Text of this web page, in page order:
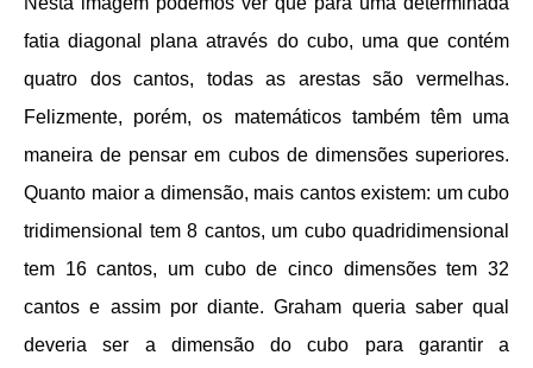
fatia diagonal plana através do cubo, uma que contém
quatro dos cantos, todas as arestas são vermelhas.
Felizmente, porém, os matemáticos também têm uma
maneira de pensar em cubos de dimensões superiores.
Quanto maior a dimensão, mais cantos existem: um cubo
tridimensional tem 8 cantos, um cubo quadridimensional
tem 16 cantos, um cubo de cinco dimensões tem 32
cantos e assim por diante. Graham queria saber qual
deveria ser a dimensão do cubo para garantir a